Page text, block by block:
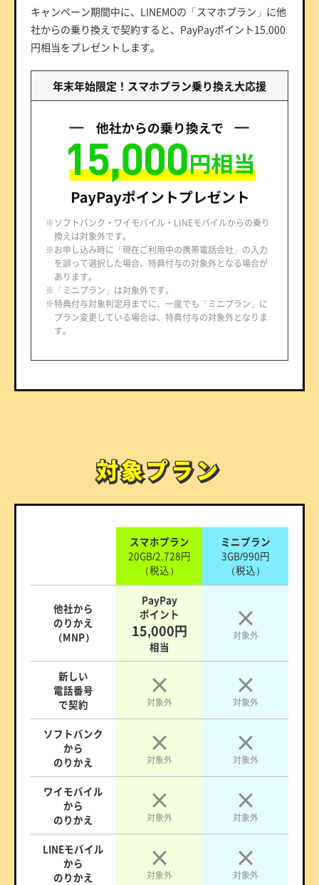
キャンペーン期間中に、LINEMOの「スマホプラン」に他
社からの乗り換えで契約すると、PayPayポイント15,000
円相当をプレゼントします。
年末年始限定！スマホプラン乗り換え大応援
※ソフトバンク・ワイモバイル・LINEモバイルからの乗り
換えは対象外です。
※お申し込み時に「現在ご利用中の携帯電話会社」の入力
を誤って選択した場合、特典付与の対象外となる場合が
あります。
※「ミニプラン」は対象外です。
※特典付与対象判定月までに、一度でも「ミニプラン」に
プラン変更している場合は、特典付与の対象外となりま
す。
対象プラン
対象プラン
スマホプラン
20GB/2,728円
（税込）
ミニプラン
3GB/990円
（税込）
他社から
のりかえ
（MNP）
PayPay
ポイント
15,000円
相当
対象外
新しい
電話番号
で契約
対象外 対象外
ソフトバンク
から
のりかえ
対象外 対象外
ワイモバイル
から
のりかえ
対象外 対象外
LINEモバイル
から
のりかえ
対象外 対象外